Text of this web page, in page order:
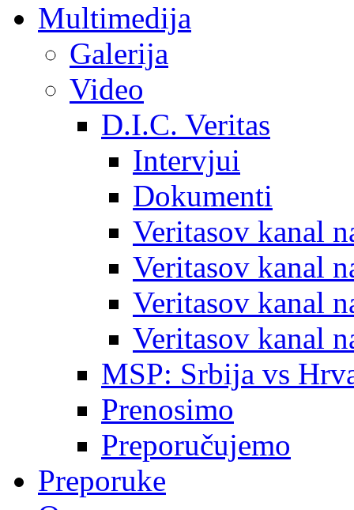
Multimedija
Galerija
Video
D.I.C. Veritas
Intervjui
Dokumenti
Veritasov kanal
Veritasov kanal
Veritasov kanal
Veritasov kanal
MSP: Srbija vs
Prenosimo
Preporučujemo
Preporuke